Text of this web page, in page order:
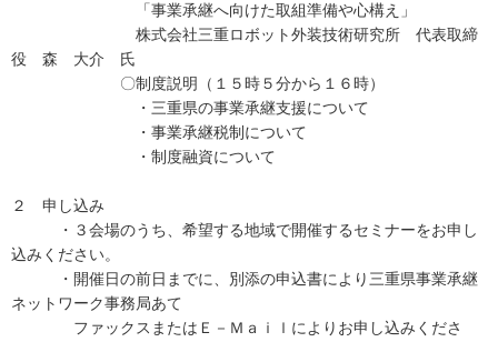
「事業承継へ向けた取組準備や心構え」
株式会社三重ロボット外装技術研究所 代表取締
役 森 大介 氏
〇制度説明（１５時５分から１６時）
・三重県の事業承継支援について
・事業承継税制について
・制度融資について
２ 申し込み
・３会場のうち、希望する地域で開催するセミナーをお申し
込みください。
・開催日の前日までに、別添の申込書により三重県事業承継
ネットワーク事務局あて
ファックスまたはＥ－Ｍａｉｌによりお申し込みくださ